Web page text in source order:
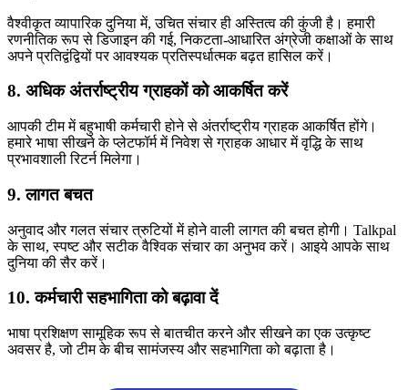
वैश्वीकृत व्यापारिक दुनिया में, उचित संचार ही अस्तित्व की कुंजी है। हमारी
रणनीतिक रूप से डिजाइन की गई, निकटता-आधारित अंग्रेजी कक्षाओं के साथ
अपने प्रतिद्वंद्वियों पर आवश्यक प्रतिस्पर्धात्मक बढ़त हासिल करें।
8. अधिक अंतर्राष्ट्रीय ग्राहकों को आकर्षित करें
आपकी टीम में बहुभाषी कर्मचारी होने से अंतर्राष्ट्रीय ग्राहक आकर्षित होंगे।
हमारे भाषा सीखने के प्लेटफॉर्म में निवेश से ग्राहक आधार में वृद्धि के साथ
प्रभावशाली रिटर्न मिलेगा।
9. लागत बचत
अनुवाद और गलत संचार त्रुटियों में होने वाली लागत की बचत होगी। Talkpal
के साथ, स्पष्ट और सटीक वैश्विक संचार का अनुभव करें। आइये आपके साथ
दुनिया की सैर करें।
10. कर्मचारी सहभागिता को बढ़ावा दें
भाषा प्रशिक्षण सामूहिक रूप से बातचीत करने और सीखने का एक उत्कृष्ट
अवसर है, जो टीम के बीच सामंजस्य और सहभागिता को बढ़ाता है।